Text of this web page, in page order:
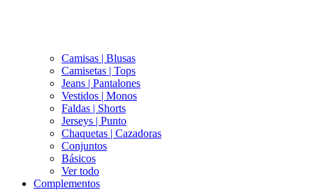
Camisas | Blusas
Camisetas | Tops
Jeans | Pantalones
Vestidos | Monos
Faldas | Shorts
Jerseys | Punto
Chaquetas | Cazadoras
Conjuntos
Básicos
Ver todo
Complementos